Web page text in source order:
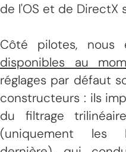
de l'OS et de DirectX
Côté pilotes, nous
disponibles au
réglages par défaut
constructeurs : ils
du filtrage
(uniquement les